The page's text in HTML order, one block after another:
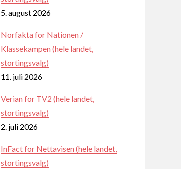
5. august 2026
Norfakta for Nationen /
Klassekampen (hele landet,
stortingsvalg)
11. juli 2026
Verian for TV2 (hele landet,
stortingsvalg)
2. juli 2026
InFact for Nettavisen (hele landet,
stortingsvalg)